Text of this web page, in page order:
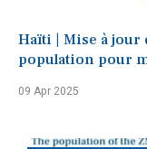
Haïti | Mise à jour
population pour
09 Apr 2025